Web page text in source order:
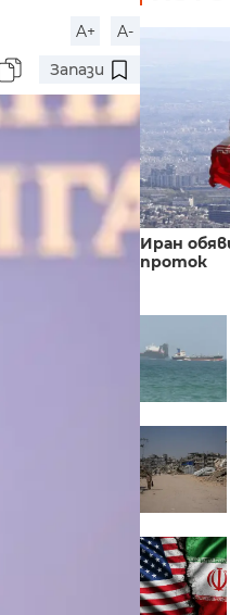
A+
A-
Запази
Иран
проток